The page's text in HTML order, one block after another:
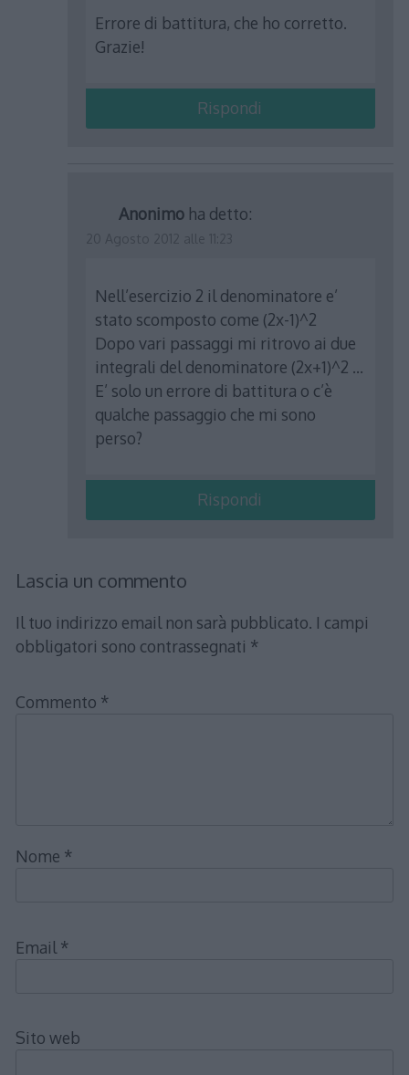
Errore di battitura, che ho corretto.
Grazie!
Rispondi
Anonimo ha detto:
Nell’esercizio 2 il denominatore e’
stato scomposto come (2x-1)^2
Dopo vari passaggi mi ritrovo ai due
integrali del denominatore (2x+1)^2 …
E’ solo un errore di battitura o c’è
qualche passaggio che mi sono
perso?
Rispondi
Lascia un commento
Il tuo indirizzo email non sarà pubblicato. I campi
obbligatori sono contrassegnati *
Commento *
Nome *
Email *
Sito web